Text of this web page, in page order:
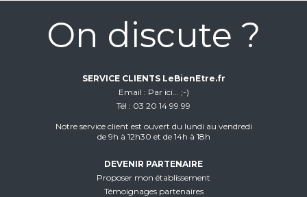
On discute ?
SERVICE CLIENTS LeBienEtre.fr
Email
Par ici... ;-)
Tél
03 20 14 99 99
Notre service client est ouvert du lundi au vendredi
de 9h à 12h30 et de 14h à 18h
DEVENIR PARTENAIRE
Proposer mon établissement
Témoignages partenaires